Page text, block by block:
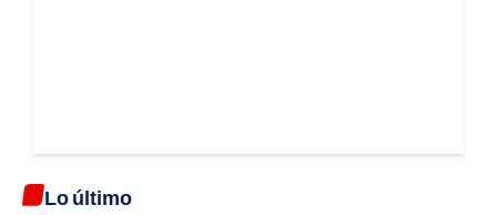
Lo último